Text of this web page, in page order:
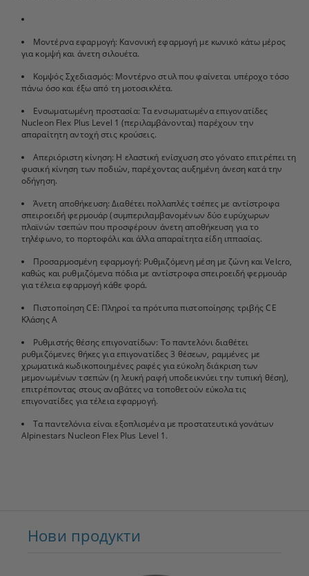
Μοντέρνα εφαρμογή: Κανονική εφαρμογή με κωνικό κάτω μέρος
για κομψή και άνετη σιλουέτα.
Κομψός Σχεδιασμός: Μοντέρνο στυλ που φαίνεται υπέροχο τόσο
πάνω όσο και έξω από τη μοτοσικλέτα.
Ενσωματωμένη προστασία: Τα ενσωματωμένα επιγονατίδες
Nucleon Flex Plus Level 1 (περιλαμβάνονται) παρέχουν την
απαραίτητη αντοχή στις κρούσεις.
Απεριόριστη κίνηση: Η ελαστική ενίσχυση στο γόνατο επιτρέπει τη
φυσική κίνηση των ποδιών, παρέχοντας αυξημένη άνεση κατά την
οδήγηση.
Άνετη αποθήκευση: Διαθέτει πολλαπλές τσέπες με αντίστροφα
σπειροειδή φερμουάρ (συμπεριλαμβανομένων δύο ευρύχωρων
πλαϊνών τσεπών που προσφέρουν άνετη αποθήκευση για το
τηλέφωνο, το πορτοφόλι και άλλα απαραίτητα είδη ιππασίας.
Προσαρμοσμένη εφαρμογή: Ρυθμιζόμενη μέση με ζώνη και Velcro,
καθώς και ρυθμιζόμενα πόδια με αντίστροφα σπειροειδή φερμουάρ
για τέλεια εφαρμογή κάθε φορά.
Πιστοποίηση CE: Πληροί τα πρότυπα πιστοποίησης τριβής CE
Κλάσης Α
Ρυθμιστής θέσης επιγονατίδων: Το παντελόνι διαθέτει
ρυθμιζόμενες θήκες για επιγονατίδες 3 θέσεων, ραμμένες με
χρωματικά κωδικοποιημένες ραφές για εύκολη διάκριση των
μεμονωμένων τσεπών (η λευκή ραφή υποδεικνύει την τυπική θέση),
επιτρέποντας στους αναβάτες να τοποθετούν εύκολα τις
επιγονατίδες για τέλεια εφαρμογή.
Τα παντελόνια είναι εξοπλισμένα με προστατευτικά γονάτων
Alpinestars Nucleon Flex Plus Level 1.
Нови продукти